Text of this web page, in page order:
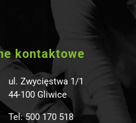
kontaktowe
ul. Zwycięstwa 1/1
44-100 Gliwice
Tel: 500 170 518